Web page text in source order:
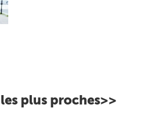
plus proches>>